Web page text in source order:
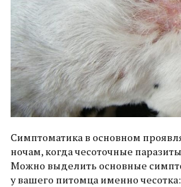
Симптоматика в основном
ночам, когда чесоточные
Можно выделить основные
у вашего питомца именно чесотка: